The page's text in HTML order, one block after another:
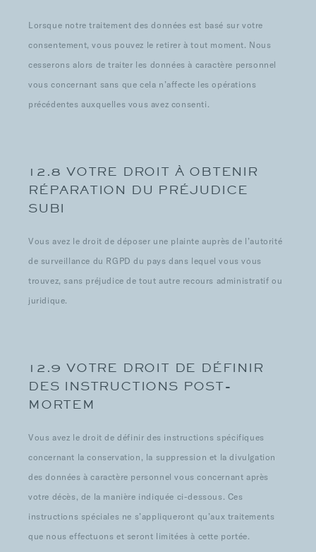
Lorsque notre traitement des données est basé sur votre
consentement, vous pouvez le retirer à tout moment. Nous
cesserons alors de traiter les données à caractère personnel
vous concernant sans que cela n’affecte les opérations
précédentes auxquelles vous avez consenti.
12.8 VOTRE DROIT À OBTENIR
RÉPARATION DU PRÉJUDICE
SUBI
Vous avez le droit de déposer une plainte auprès de l’autorité
de surveillance du RGPD du pays dans lequel vous vous
trouvez, sans préjudice de tout autre recours administratif ou
juridique.
12.9 VOTRE DROIT DE DÉFINIR
DES INSTRUCTIONS POST-
MORTEM
Vous avez le droit de définir des instructions spécifiques
concernant la conservation, la suppression et la divulgation
des données à caractère personnel vous concernant après
votre décès, de la manière indiquée ci-dessous. Ces
instructions spéciales ne s’appliqueront qu’aux traitements
que nous effectuons et seront limitées à cette portée.